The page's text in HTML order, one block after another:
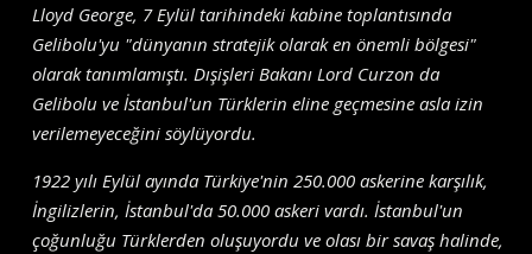
Lloyd George, 7 Eylül tarihindeki kabine toplantısında
Gelibolu'yu "dünyanın stratejik olarak en önemli bölgesi"
olarak tanımlamıştı. Dışişleri Bakanı Lord Curzon da
Gelibolu ve İstanbul'un Türklerin eline geçmesine asla izin
verilemeyeceğini söylüyordu.
1922 yılı Eylül ayında Türkiye'nin 250.000 askerine karşılık,
İngilizlerin, İstanbul'da 50.000 askeri vardı. İstanbul'un
çoğunluğu Türklerden oluşuyordu ve olası bir savaş halinde,